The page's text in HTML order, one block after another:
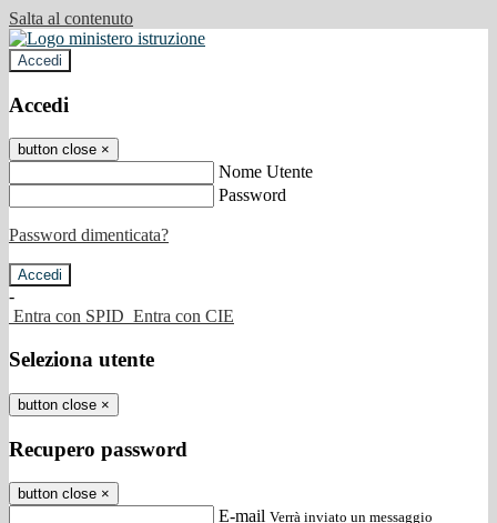
Salta al contenuto
Accedi
Accedi
button close ×
Nome Utente
Password
Password dimenticata?
-
Entra con SPID Entra con CIE
Seleziona utente
button close ×
Recupero password
button close ×
E-mail Verrà inviato un messaggio